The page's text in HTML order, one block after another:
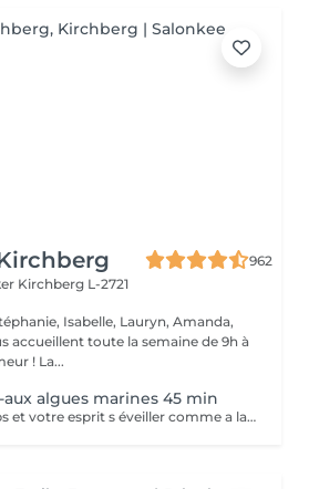
962
Kirchberg L-2721
Isabelle, Lauryn, Amanda,
accueillent toute la semaine de 9h à
20h dans la bonne humeur ! La...
aux algues marines 45 min
Vous sentez votre corps et votre esprit s éveiller comme a la suite d un bain dans l OCEAN. Vous vous tonicité et leur confort. sentez légère et revitalisée. Vos jambes retrouvent leur tonicité et leur confort